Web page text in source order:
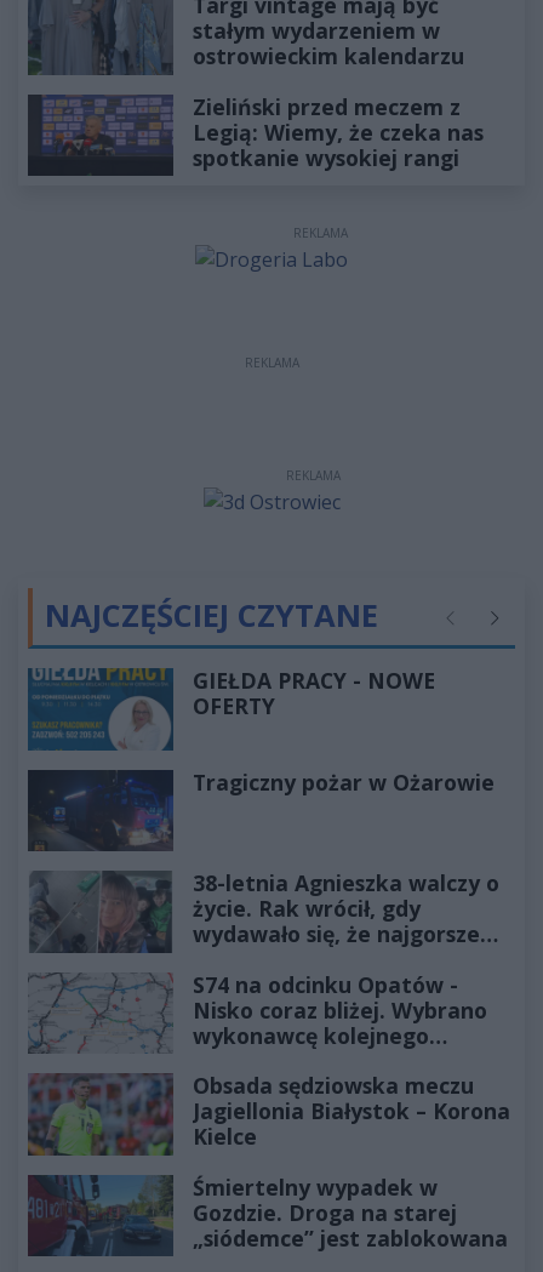
stałym wydarzeniem w
ostrowieckim kalendarzu
Zieliński przed meczem z
Legią: Wiemy, że czeka nas
spotkanie wysokiej rangi
REKLAMA
REKLAMA
REKLAMA
NAJCZĘŚCIEJ CZYTANE Poprzednie
GIEŁDA PRACY - NOWE
OFERTY
Tragiczny pożar w Ożarowie
38-letnia Agnieszka walczy o
życie. Rak wrócił, gdy
wydawało się, że najgorsze
S74 na odcinku Opatów -
Nisko coraz bliżej. Wybrano
wykonawcę kolejnego
Obsada sędziowska meczu
Jagiellonia Białystok – Korona
Kielce
Śmiertelny wypadek w
Gozdzie. Droga na starej
„siódemce” jest zablokowana